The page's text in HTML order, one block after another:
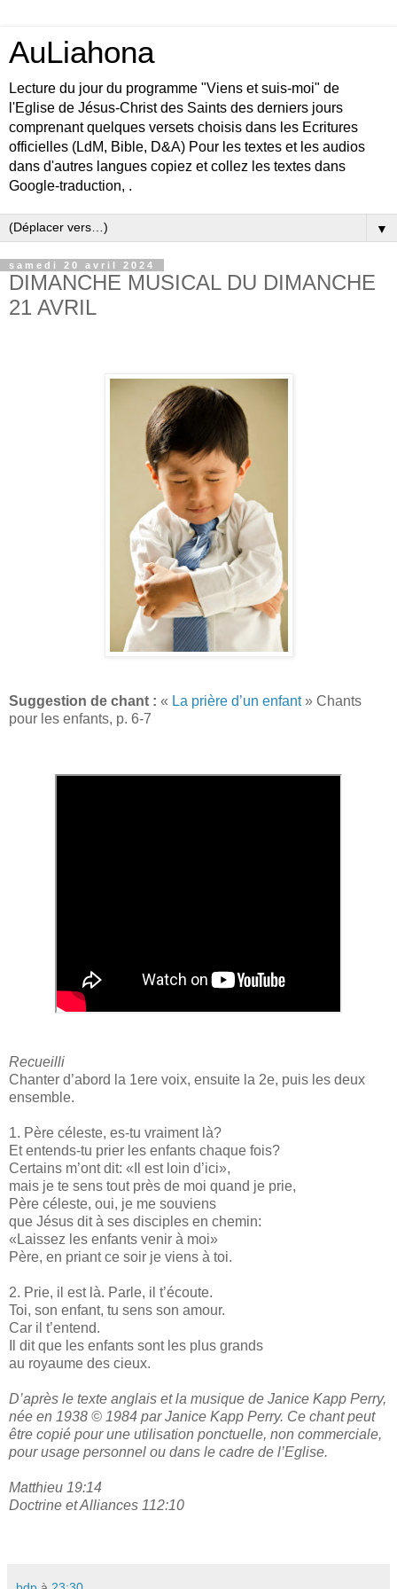
AuLiahona
Lecture du jour du programme "Viens et suis-moi" de
l'Eglise de Jésus-Christ des Saints des derniers jours
comprenant quelques versets choisis dans les Ecritures
officielles (LdM, Bible, D&A) Pour les textes et les audios
dans d'autres langues copiez et collez les textes dans
Google-traduction, .
▼
samedi 20 avril 2024
DIMANCHE MUSICAL DU DIMANCHE
21 AVRIL
Suggestion de chant : « La prière d’un enfant» Chants
pour les enfants, p. 6-7
Recueilli
Chanter d’abord la 1ere voix, ensuite la 2e, puis les deux
ensemble.
1. Père céleste, es-tu vraiment là?
Et entends-tu prier les enfants chaque fois?
Certains m’ont dit: «Il est loin d’ici»,
mais je te sens tout près de moi quand je prie,
Père céleste, oui, je me souviens
que Jésus dit à ses disciples en chemin:
«Laissez les enfants venir à moi»
Père, en priant ce soir je viens à toi.
2. Prie, il est là. Parle, il t’écoute.
Toi, son enfant, tu sens son amour.
Car il t’entend.
Il dit que les enfants sont les plus grands
au royaume des cieux.
D’après le texte anglais et la musique de Janice Kapp Perry,
née en 1938 © 1984 par Janice Kapp Perry. Ce chant peut
être copié pour une utilisation ponctuelle, non commerciale,
pour usage personnel ou dans le cadre de l’Eglise.
Matthieu 19:14
Doctrine et Alliances 112:10